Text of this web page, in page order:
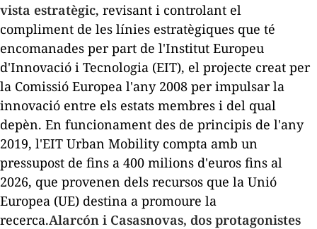
vista estratègic, revisant i controlant el
compliment de les línies estratègiques que té
encomanades per part de l'Institut Europeu
d'Innovació i Tecnologia (EIT), el projecte creat per
la Comissió Europea l'any 2008 per impulsar la
innovació entre els estats membres i del qual
depèn. En funcionament des de principis de l'any
2019, l'EIT Urban Mobility compta amb un
pressupost de fins a 400 milions d'euros fins al
2026, que provenen dels recursos que la Unió
Europea (UE) destina a promoure la
recerca.Alarcón i Casasnovas, dos protagonistes